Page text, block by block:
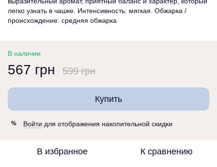
легко узнать в чашке. Интенсивность: мягкая. Обжарка /
происхождение: средняя обжарка
В наличии
567 грн 599 грн
Купить
% Войти для отображения накопительной скидки
В избранное К сравнению